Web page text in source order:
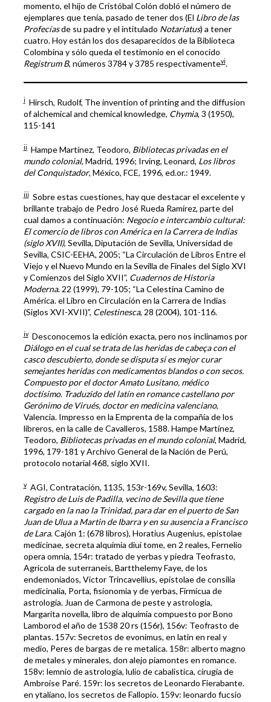
momento, el hijo de Cristóbal Colón dobló el número de
ejemplares que tenía, pasado de tener dos (El Libro de las
Profecíasde su padre y el intitulado Notariatus) a tener
cuatro. Hoy están los dos desaparecidos de la Biblioteca
Colombina y sólo queda el testimonio en el conocido
Registrum B, números 3784 y 3785 respectivamentevi.
iHirsch, Rudolf, The invention of printing and the diffusion
of alchemical and chemical knowledge, Chymia, 3 (1950),
115-141
iiHampe Martínez, Teodoro, Bibliotecas privadas en el
mundo colonial, Madrid, 1996; Irving, Leonard, Los libros
del Conquistador, México, FCE, 1996, ed.or.: 1949.
iiiSobre estas cuestiones, hay que destacar el excelente y
brillante trabajo de Pedro José Rueda Ramírez, parte del
cual damos a continuación: Negocio e intercambio cultural:
El comercio de libros con América en la Carrera de Indias
(siglo XVII), Sevilla, Diputación de Sevilla, Universidad de
Sevilla, CSIC-EEHA, 2005; “La Circulación de Libros Entre el
Viejo y el Nuevo Mundo en la Sevilla de Finales del Siglo XVI
y Comienzos del Siglo XVII”, Cuadernos de Historia
Moderna. 22 (1999), 79-105; “La Celestina Camino de
América. el Libro en Circulación en la Carrera de Indias
(Siglos XVI-XVII)”, Celestinesca, 28 (2004), 101-116.
ivDesconocemos la edición exacta, pero nos inclinamos por
Diálogo en el cual se trata de las heridas de cabeça con el
casco descubierto, donde se disputa si es mejor curar
semejantes heridas con medicamentos blandos o con secos.
Compuesto por el doctor Amato Lusitano, médico
doctísimo. Traduzido del latín en romance castellano por
Gerónimo de Virués, doctor en medicina valenciano,
Valencia. Impresso en la Emprenta de la compañía de los
libreros, en la calle de Cavalleros, 1588. Hampe Martínez,
Teodoro, Bibliotecas privadas en el mundo colonial, Madrid,
1996, 179-181 y Archivo General de la Nación de Perú,
protocolo notarial 468, siglo XVII.
vAGI, Contratación, 1135, 153r-169v, Sevilla, 1603:
Registro de Luis de Padilla, vecino de Sevilla que tiene
cargado en la nao la Trinidad, para dar en el puerto de San
Juan de Ulua a Martin de Ibarra y en su ausencia a Francisco
de Lara. Cajón 1: (678 libros), Horatius Augenius, epistolae
medicinae, secreta alquimia diui tome, en 2 reales, Fernelio
opera omnia, 154r: tratado de yerbas y piedra Teofrasto,
Agricola de suterraneis, Bartthelemy Faye, de los
endemoniados, Victor Trincavellius, epistolae de consilia
medicinalia, Porta, fisionomia y de yerbas, Firmicua de
astrologia. Juan de Carmona de peste y astrologia,
Margarita novella, libro de alquimia compuesto por Bono
Lamborod el año de 1538 20 rs (156r), 156v: Teofrasto de
plantas. 157v: Secretos de evonimus, en latin en real y
medio, Peres de bargas de re metalica. 158r: alberto magno
de metales y minerales, don alejo piamontes en romance.
158v: lemnio de astrologia, lulio de cabalistica, cirugia de
Ambroise Paré. 159r: los secretos de Leonardo Fierabante.
en ytaliano, los secretos de Fallopio. 159v: leonardo fucsio